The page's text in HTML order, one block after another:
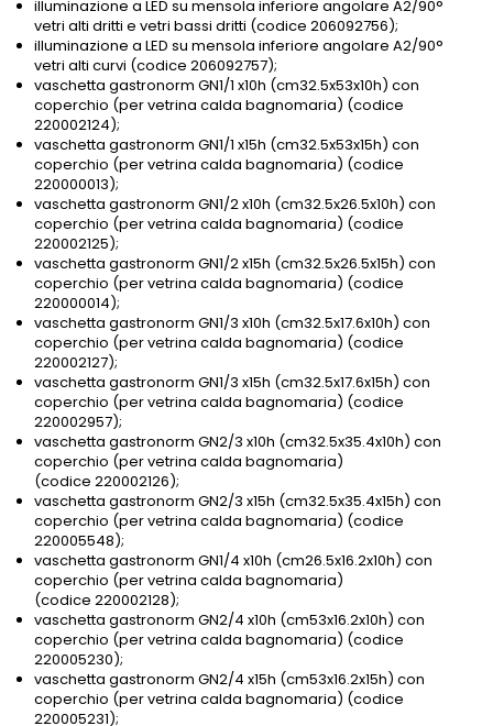
illuminazione a LED su mensola inferiore angolare A2/90°
vetri alti dritti e vetri bassi dritti (codice 206092756);
illuminazione a LED su mensola inferiore angolare A2/90°
vetri alti curvi (codice 206092757);
vaschetta gastronorm GN1/1 x10h (cm32.5x53x10h) con
coperchio (per vetrina calda bagnomaria) (codice
220002124);
vaschetta gastronorm GN1/1 x15h (cm32.5x53x15h) con
coperchio (per vetrina calda bagnomaria) (codice
220000013);
vaschetta gastronorm GN1/2 x10h (cm32.5x26.5x10h) con
coperchio (per vetrina calda bagnomaria) (codice
220002125);
vaschetta gastronorm GN1/2 x15h (cm32.5x26.5x15h) con
coperchio (per vetrina calda bagnomaria) (codice
220000014);
vaschetta gastronorm GN1/3 x10h (cm32.5x17.6x10h) con
coperchio (per vetrina calda bagnomaria) (codice
220002127);
vaschetta gastronorm GN1/3 x15h (cm32.5x17.6x15h) con
coperchio (per vetrina calda bagnomaria) (codice
220002957);
vaschetta gastronorm GN2/3 x10h (cm32.5x35.4x10h) con
coperchio (per vetrina calda bagnomaria)
(codice 220002126);
vaschetta gastronorm GN2/3 x15h (cm32.5x35.4x15h) con
coperchio (per vetrina calda bagnomaria) (codice
220005548);
vaschetta gastronorm GN1/4 x10h (cm26.5x16.2x10h) con
coperchio (per vetrina calda bagnomaria)
(codice 220002128);
vaschetta gastronorm GN2/4 x10h (cm53x16.2x10h) con
coperchio (per vetrina calda bagnomaria) (codice
220005230);
vaschetta gastronorm GN2/4 x15h (cm53x16.2x15h) con
coperchio (per vetrina calda bagnomaria) (codice
220005231);